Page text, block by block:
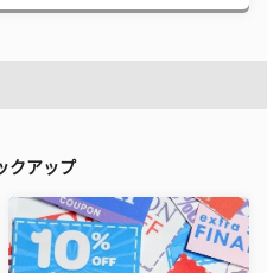
クアップ